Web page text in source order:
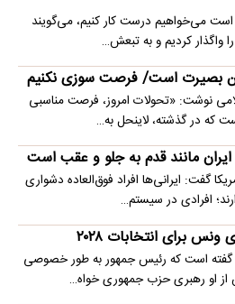
گفت: ۴۷ سال است می‌خواهیم درست کار کنیم، می‌گویند
واگذار کردیم و به تبعش…
بصیرت است/ فرصت سوزی نکنیم
نوشت: «تحولات امروز، فرصت مناسبی
که در گذشته، لاینحل به…
مانند قدم به جلو و عقب است
گفت: ایرانی‌ها افراد فوق‌العاده دشواری
افرادی در سیستم…
برای انتخابات ۲۰۲۸
گفته است که رئیس جمهور به طور خصوصی
او رهبری حزب جمهوری خواه…